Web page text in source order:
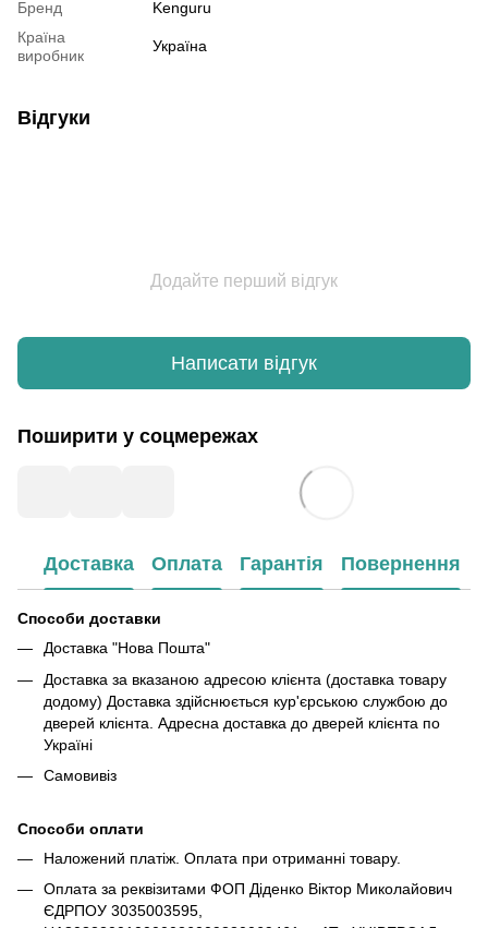
Бренд
Kenguru
Країна
виробник
Україна
Відгуки
Додайте перший відгук
Написати відгук
Поширити у соцмережах
Доставка Оплата Гарантія Повернення
Способи доставки
Доставка "Нова Пошта"
Доставка за вказаною адресою клієнта (доставка товару
додому) Доставка здійснюється кур'єрською службою до
дверей клієнта. Адресна доставка до дверей клієнта по
Україні
Самовивіз
Способи оплати
Наложений платіж. Оплата при отриманні товару.
Оплата за реквізитами ФОП Діденко Віктор Миколайович
ЄДРПОУ 3035003595,